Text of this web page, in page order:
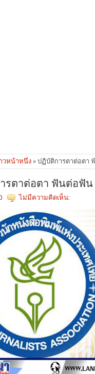
วหน้าหนึ่ง » ปฏิบัติการตาต่อตา
รตาต่อตา ฟันต่อฟั
ไม่มีความคิดเห็น: